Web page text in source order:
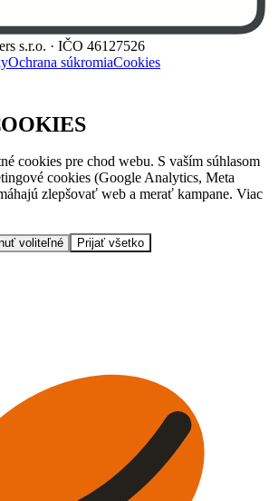
s.r.o. · IČO 46127526
Ochrana súkromiaCookies
cookies pre chod webu. S vaším súhlasom
cookies (Google Analytics, Meta
zlepšovať web a merať kampane. Viac
voliteľné Prijať všetko